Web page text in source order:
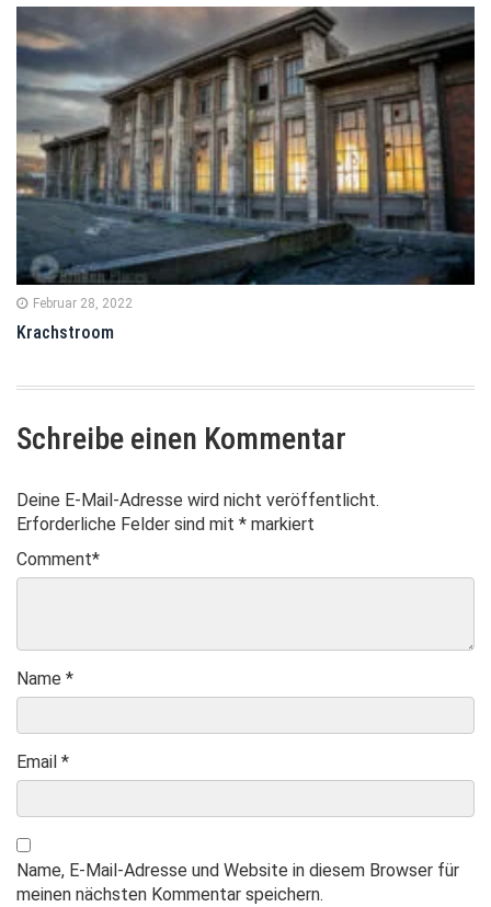
Februar 28, 2022
Krachstroom
Schreibe einen Kommentar
Deine E-Mail-Adresse wird nicht veröffentlicht.
Erforderliche Felder sind mit * markiert
Comment*
Name *
Email *
Name, E-Mail-Adresse und Website in diesem Browser für
meinen nächsten Kommentar speichern.